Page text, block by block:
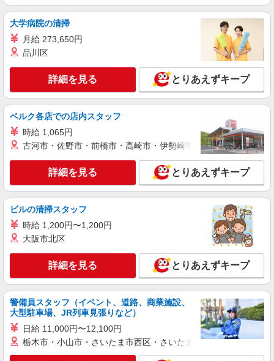
大学病院の清掃
月給 273,650円
品川区
詳細を見る とりあえずキープ
ベルク各店での店内スタッフ
時給 1,065円
古河市・佐野市・前橋市・高崎市・伊勢崎市・太田市・館林市
詳細を見る とりあえずキープ
ビルの清掃スタッフ
時給 1,200円〜1,200円
大阪市北区
詳細を見る とりあえずキープ
警備員スタッフ（イベント、道路、商業施設、
大型駐車場、JR列車見張りなど）
日給 11,000円〜12,100円
栃木市・小山市・さいたま市西区・さいたま市岩槻区・久喜市・